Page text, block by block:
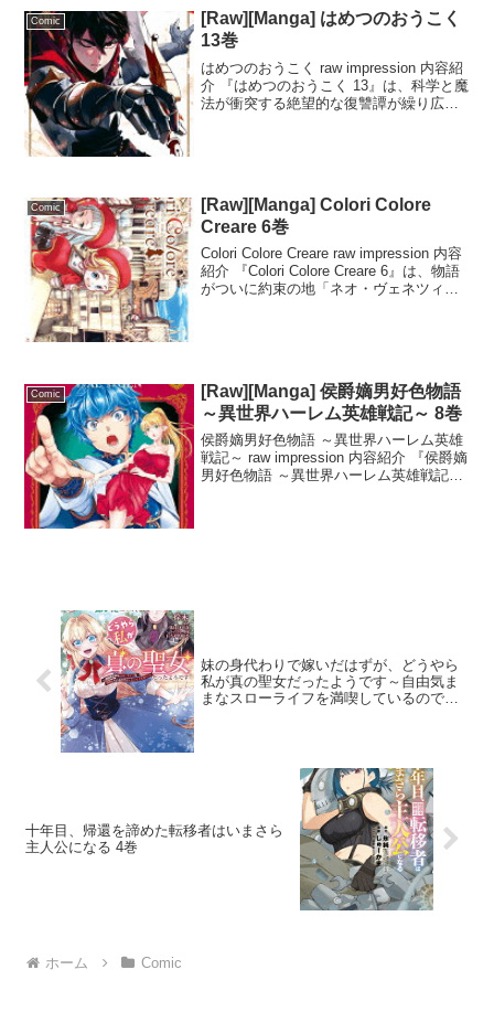
Comic
[Raw][Manga] はめつのおうこく
13巻
はめつのおうこく raw impression 内容紹
介 『はめつのおうこく 13』は、科学と魔
法が衝突する絶望的な復讐譚が繰り広げ
Comic
[Raw][Manga] Colori Colore
Creare 6巻
Colori Colore Creare raw impression 内容
紹介 『Colori Colore Creare 6』は、物語
がついに約束の地「ネオ・ヴェネツィ
Comic
[Raw][Manga] 侯爵嫡男好色物語
～異世界ハーレム英雄戦記～ 8巻
侯爵嫡男好色物語 ～異世界ハーレム英雄
戦記～ raw impression 内容紹介 『侯爵嫡
男好色物語 ～異世界ハーレム英雄戦記～
妹の身代わりで嫁いだはずが、どうやら
私が真の聖女だったようです～自由気ま
まなスローライフを満喫しているのでほ
十年目、帰還を諦めた転移者はいまさら
主人公になる 4巻
ホーム Comic